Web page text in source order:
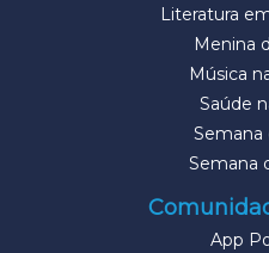
Literatura
Menina
Música
Saúde
Semana
Semana
App